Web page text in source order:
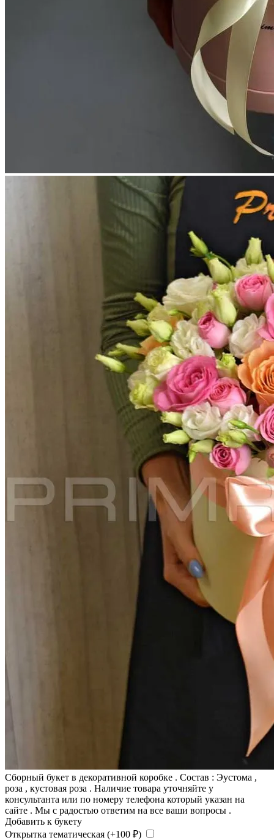
Сборный букет в декоративной коробке . Состав : Эустома ,
роза , кустовая роза . Наличие товара уточняйте у
консультанта или по номеру телефона который указан на
сайте . Мы с радостью ответим на все ваши вопросы .
Добавить к букету
Открытка тематическая (+100 ₽)